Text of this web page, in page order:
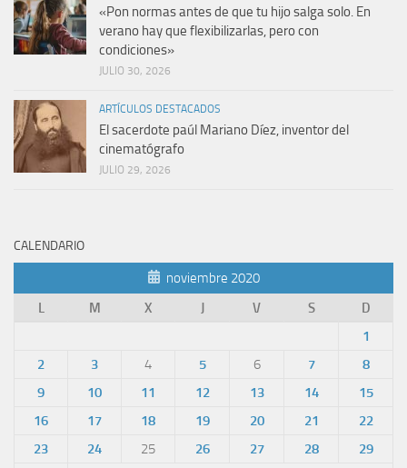
«Pon normas antes de que tu hijo salga solo. En
verano hay que flexibilizarlas, pero con
condiciones»
JULIO 30, 2026
ARTÍCULOS DESTACADOS
El sacerdote paúl Mariano Díez, inventor del
cinematógrafo
JULIO 29, 2026
CALENDARIO
noviembre 2020
L
M X J V S
D
1
2
3 4 5 6 7
8
9
10 11 12 13 14
15
16
17 18 19 20 21
22
23
24 25 26 27 28
29